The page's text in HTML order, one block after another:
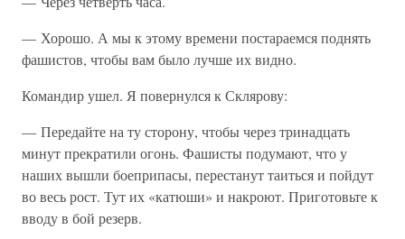
— Хорошо. А мы к этому времени постараемся поднять
фашистов, чтобы вам было лучше их видно.
Командир ушел. Я повернулся к Склярову:
— Передайте на ту сторону, чтобы через тринадцать
минут прекратили огонь. Фашисты подумают, что у
наших вышли боеприпасы, перестанут таиться и пойдут
во весь рост. Тут их «катюши» и накроют. Приготовьте к
вводу в бой резерв.